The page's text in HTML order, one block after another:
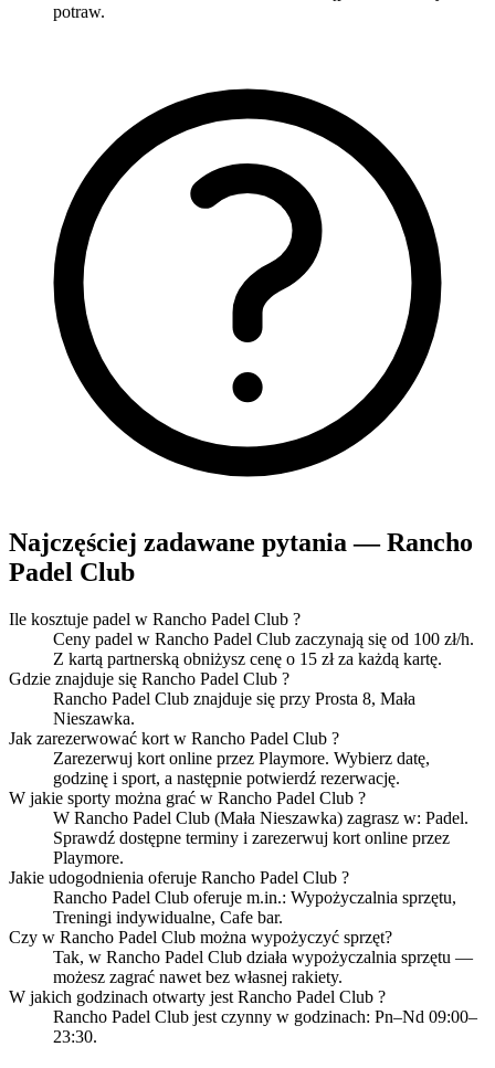
potraw.
Najczęściej zadawane pytania — Rancho
Padel Club
Ile kosztuje padel w Rancho Padel Club ?
Ceny padel w Rancho Padel Club zaczynają się od 100 zł/h.
Z kartą partnerską obniżysz cenę o 15 zł za każdą kartę.
Gdzie znajduje się Rancho Padel Club ?
Rancho Padel Club znajduje się przy Prosta 8, Mała
Nieszawka.
Jak zarezerwować kort w Rancho Padel Club ?
Zarezerwuj kort online przez Playmore. Wybierz datę,
godzinę i sport, a następnie potwierdź rezerwację.
W jakie sporty można grać w Rancho Padel Club ?
W Rancho Padel Club (Mała Nieszawka) zagrasz w: Padel.
Sprawdź dostępne terminy i zarezerwuj kort online przez
Playmore.
Jakie udogodnienia oferuje Rancho Padel Club ?
Rancho Padel Club oferuje m.in.: Wypożyczalnia sprzętu,
Treningi indywidualne, Cafe bar.
Czy w Rancho Padel Club można wypożyczyć sprzęt?
Tak, w Rancho Padel Club działa wypożyczalnia sprzętu —
możesz zagrać nawet bez własnej rakiety.
W jakich godzinach otwarty jest Rancho Padel Club ?
Rancho Padel Club jest czynny w godzinach: Pn–Nd 09:00–
23:30.